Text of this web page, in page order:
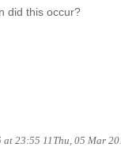
did this occur?
at 23:55 11Thu, 05 Mar